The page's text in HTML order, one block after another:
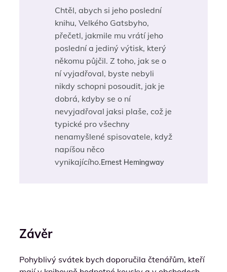
Chtěl, abych si jeho poslední
knihu, Velkého Gatsbyho,
přečetl, jakmile mu vrátí jeho
poslední a jediný výtisk, který
někomu půjčil. Z toho, jak se o
ní vyjadřoval, byste nebyli
nikdy schopni posoudit, jak je
dobrá, kdyby se o ní
nevyjadřoval jaksi plaše, což je
typické pro všechny
nenamyšlené spisovatele, když
napíšou něco
vynikajícího.Ernest Hemingway
Závěr
Pohyblivý svátek bych doporučila čtenářům, kteří